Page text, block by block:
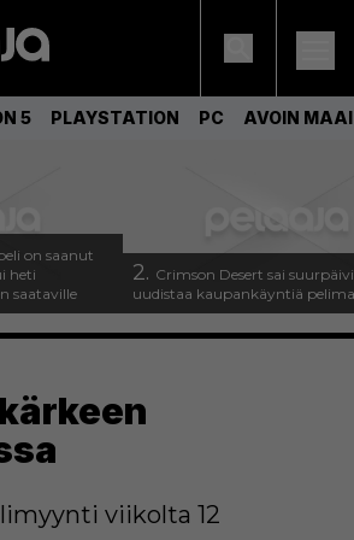
5 PLAYSTATION PC AVOIN
on saanut
heti
saataville
2. Crimson Desert sai
uudistaa kaupankäyntiä
viikolta 12